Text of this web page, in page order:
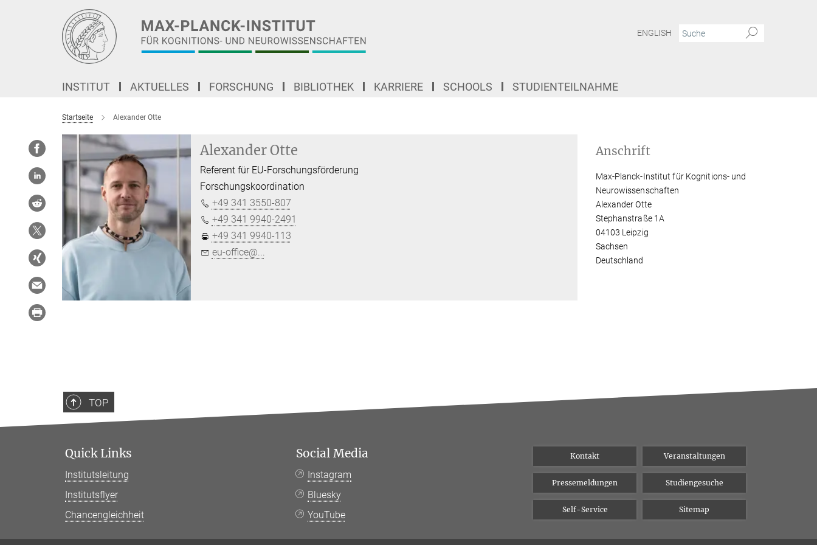
ENGLISH
INSTITUT AKTUELLES FORSCHUNG BIBLIOTHEK KARRIERE SCHOOLS STUDIENTEILNAHME
Startseite Alexander Otte
Alexander Otte
Referent für EU-Forschungsförderung
Forschungskoordination
+49 341 3550-807
+49 341 9940-2491
+49 341 9940-113
eu-office@...
Anschrift
Max-Planck-Institut für Kognitions- und
Neurowissenschaften
Alexander Otte
Stephanstraße 1A
04103 Leipzig
Sachsen
Deutschland
TOP
Quick Links
Institutsleitung
Institutsflyer
Chancengleichheit
Social Media
Instagram
Bluesky
YouTube
Kontakt Veranstaltungen
Pressemeldungen Studiengesuche
Self-Service Sitemap